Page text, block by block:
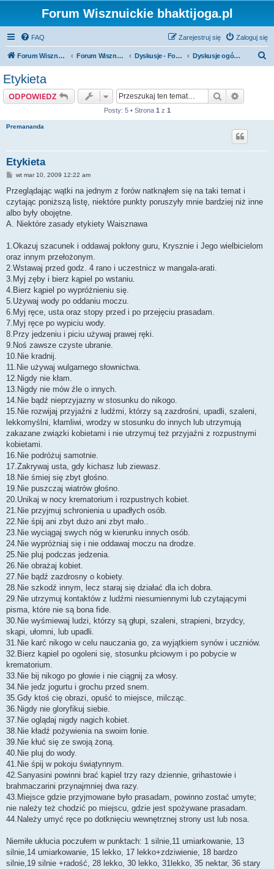
Forum Wisznuickie bhaktijoga.pl
FAQ Zaloguj się
Zarejestruj się
Forum Wisznuickie forum.bhaktijoga.pl Forum Wisznuickie forum.bhaktijoga.pl Dyskusje - Fora Publiczne Dyskusje ogólne na różne tematy
Etykieta
ODPOWIEDZ Szukaj
Posty: 5 • Strona 1 z 1
Premananda
Etykieta
P
s
wt mar 10, 2009 12:22 am
Przeglądając wątki na jednym z forów natknąłem się na taki temat i
czytając poniższą listę, niektóre punkty poruszyły mnie bardziej niż inne
albo były obojętne.
A. Niektóre zasady etykiety Waisznawa
1.Okazuj szacunek i oddawaj pokłony guru, Krysznie i Jego wielbicielom
oraz innym przełożonym.
2.Wstawaj przed godz. 4 rano i uczestnicz w mangala-arati.
3.Myj zęby i bierz kąpiel po wstaniu.
4.Bierz kąpiel po wypróżnieniu się.
5.Używaj wody po oddaniu moczu.
6.Myj ręce, usta oraz stopy przed i po przejęciu prasadam.
7.Myj ręce po wypiciu wody.
8.Przy jedzeniu i piciu używaj prawej ręki.
9.Noś zawsze czyste ubranie.
10.Nie kradnij.
11.Nie używaj wulgarnego słownictwa.
12.Nigdy nie kłam.
13.Nigdy nie mów źle o innych.
14.Nie bądź nieprzyjazny w stosunku do nikogo.
15.Nie rozwijaj przyjaźni z ludźmi, którzy są zazdrośni, upadli, szaleni,
lekkomyślni, kłamliwi, wrodzy w stosunku do innych lub utrzymują
zakazane związki kobietami i nie utrzymuj też przyjaźni z rozpustnymi
kobietami.
16.Nie podróżuj samotnie.
17.Zakrywaj usta, gdy kichasz lub ziewasz.
18.Nie śmiej się zbyt głośno.
19.Nie puszczaj wiatrów głośno.
20.Unikaj w nocy krematorium i rozpustnych kobiet.
21.Nie przyjmuj schronienia u upadłych osób.
22.Nie śpij ani zbyt dużo ani zbyt mało..
23.Nie wyciągaj swych nóg w kierunku innych osób.
24.Nie wypróżniaj się i nie oddawaj moczu na drodze.
25.Nie pluj podczas jedzenia.
26.Nie obrażaj kobiet.
27.Nie bądź zazdrosny o kobiety.
28.Nie szkodź innym, lecz staraj się działać dla ich dobra.
29.Nie utrzymuj kontaktów z ludźmi niesumiennymi lub czytającymi
pisma, które nie są bona fide.
30.Nie wyśmiewaj ludzi, którzy są głupi, szaleni, strapieni, brzydcy,
skąpi, ułomni, lub upadli.
31.Nie karć nikogo w celu nauczania go, za wyjątkiem synów i uczniów.
32.Bierz kąpiel po ogoleni się, stosunku płciowym i po pobycie w
krematorium.
33.Nie bij nikogo po głowie i nie ciągnij za włosy.
34.Nie jedz jogurtu i grochu przed snem.
35.Gdy ktoś cię obrazi, opuść to miejsce, milcząc.
36.Nigdy nie gloryfikuj siebie.
37.Nie oglądaj nigdy nagich kobiet.
38.Nie kładź pożywienia na swoim łonie.
39.Nie kłuć się ze swoją żoną.
40.Nie pluj do wody.
41.Nie śpij w pokoju świątynnym.
42.Sanyasini powinni brać kąpiel trzy razy dziennie, grihastowie i
brahmaczarini przynajmniej dwa razy.
43.Miejsce gdzie przyjmowane było prasadam, powinno zostać umyte;
nie należy też chodzić po miejscu, gdzie jest spożywane prasadam.
44.Należy umyć ręce po dotknięciu wewnętrznej strony ust lub nosa.
Niemiłe ukłucia poczułem w punktach: 1 silnie,11 umiarkowanie, 13
silnie,14 umiarkowanie, 15 lekko, 17 lekko+zdziwienie, 18 bardzo
silnie,19 silnie +radość, 28 lekko, 30 lekko, 31lekko, 35 nektar, 36 stary